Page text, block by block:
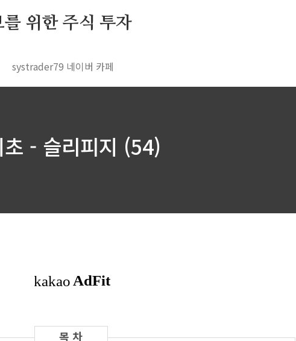
위한 주식 투자
systrader79 네이버 카페
- 슬리피지 (54)